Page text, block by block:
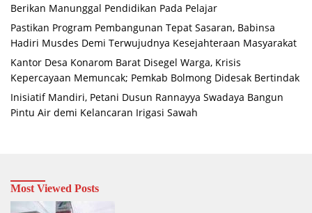
Berikan Manunggal Pendidikan Pada Pelajar
Pastikan Program Pembangunan Tepat Sasaran, Babinsa
Hadiri Musdes Demi Terwujudnya Kesejahteraan Masyarakat
Kantor Desa Konarom Barat Disegel Warga, Krisis
Kepercayaan Memuncak; Pemkab Bolmong Didesak Bertindak
Inisiatif Mandiri, Petani Dusun Rannayya Swadaya Bangun
Pintu Air demi Kelancaran Irigasi Sawah
Most Viewed Posts